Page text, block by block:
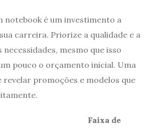
notebook é um investimento a
carreira. Priorize a qualidade e a
necessidades, mesmo que isso
pouco o orçamento inicial. Uma
revelar promoções e modelos que
Faixa de